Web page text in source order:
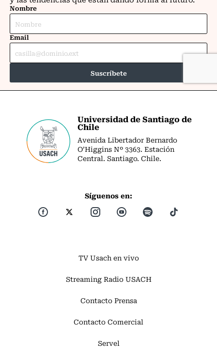
Universidad de Santiago de
Chile
Avenida Libertador Bernardo
O’Higgins Nº 3363. Estación
Central. Santiago. Chile.
Síguenos en:
TV Usach en vivo
Streaming Radio USACH
Contacto Prensa
Contacto Comercial
Servel